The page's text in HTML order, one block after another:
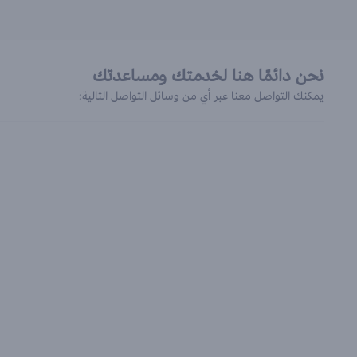
نحن دائمًا هنا لخدمتك ومساعدتك
يمكنك التواصل معنا عبر أي من وسائل التواصل التالية: